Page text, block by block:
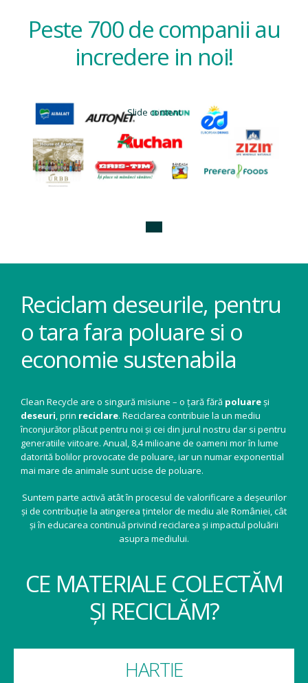
Peste 700 de companii au
incredere in noi!
Slide content
Reciclam deseurile, pentru
o tara fara poluare si o
economie sustenabila
Clean Recycle are o singură misiune – o țară fără poluareși
deseuri, prin reciclare. Reciclarea contribuie la un mediu
înconjurător plăcut pentru noi și cei din jurul nostru dar si pentru
generatiile viitoare. Anual, 8,4 milioane de oameni mor în lume
datorită bolilor provocate de poluare, iar un numar exponential
mai mare de animale sunt ucise de poluare.
Suntem parte activă atât în procesul de valorificare a deșeurilor
și de contribuție la atingerea țintelor de mediu ale României, cât
și în educarea continuă privind reciclarea și impactul poluării
asupra mediului.
CE MATERIALE COLECTĂM
ȘI RECICLĂM?
HARTIE